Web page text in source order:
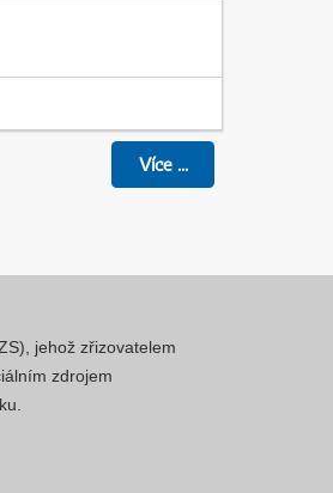
Více...
jehož zřizovatelem
zdrojem